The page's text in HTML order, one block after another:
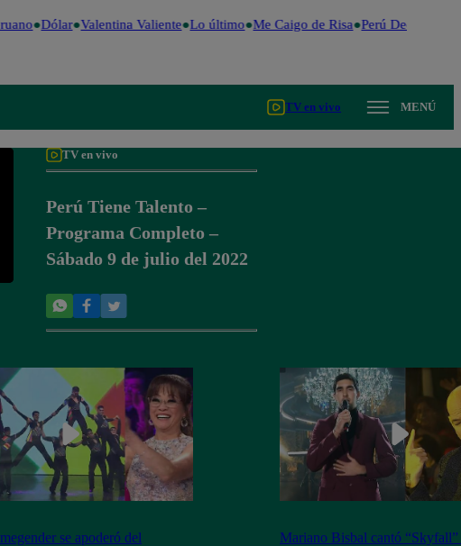
Dólar Valentina Valiente Lo último Me Caigo de Risa Perú Decide 2026
TV en vivo MENÚ
TV en vivo
Perú Tiene Talento –
Programa Completo –
Sábado 9 de julio del 2022
se apoderó del
Mariano Bisbal cantó